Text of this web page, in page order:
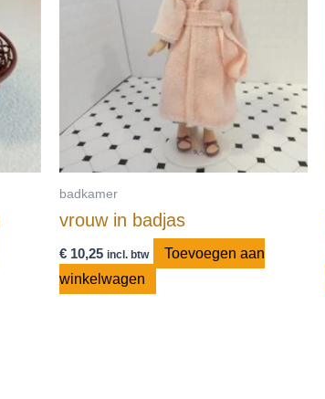
badkamer
vrouw in badjas
€10,25 incl. btw
Toevoegen aan
winkelwagen